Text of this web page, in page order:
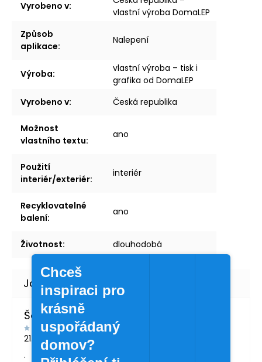
Vyrobeno v:
vlastní výroba DomaLEP
Způsob
aplikace:
Nalepení
Výroba:
vlastní výroba – tisk i
grafika od DomaLEP
Vyrobeno v: Česká republika
Možnost
vlastního textu:
ano
Použití
interiér/exteriér:
interiér
Recyklovatelné
balení:
ano
Životnost: dlouhodobá
Šárka Švábová
21.7.2026
.
Chceš
inspiraci pro
krásně
uspořádaný
domov?